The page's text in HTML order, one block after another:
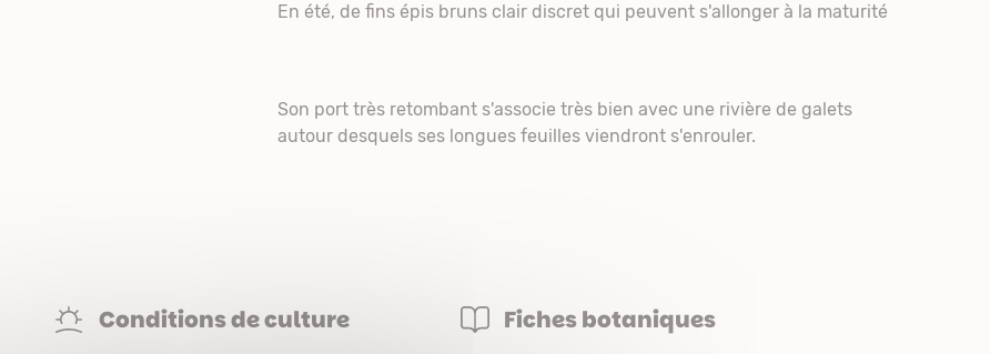
En été, de fins épis bruns clair discret qui peuvent s'allonger à la maturité
Son port très retombant s'associe très bien avec une rivière de galets
autour desquels ses longues feuilles viendront s'enrouler.
Conditions de culture Fiches botaniques